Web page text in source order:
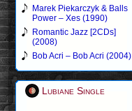
Marek Piekarczyk & Balls
Power – Xes (1990)
Romantic Jazz [2CDs]
(2008)
Bob Acri – Bob Acri (2004)
Lubiane Single